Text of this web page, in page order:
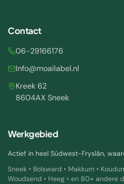
Contact
06-29166176
Info@moailabel.nl
Kreek 62
8604AX Sneek
Werkgebied
Actief in heel Súdwest-Fryslân,
Sneek • Bolsward • Makkum •
Woudsend • Heeg • en 80+ andere